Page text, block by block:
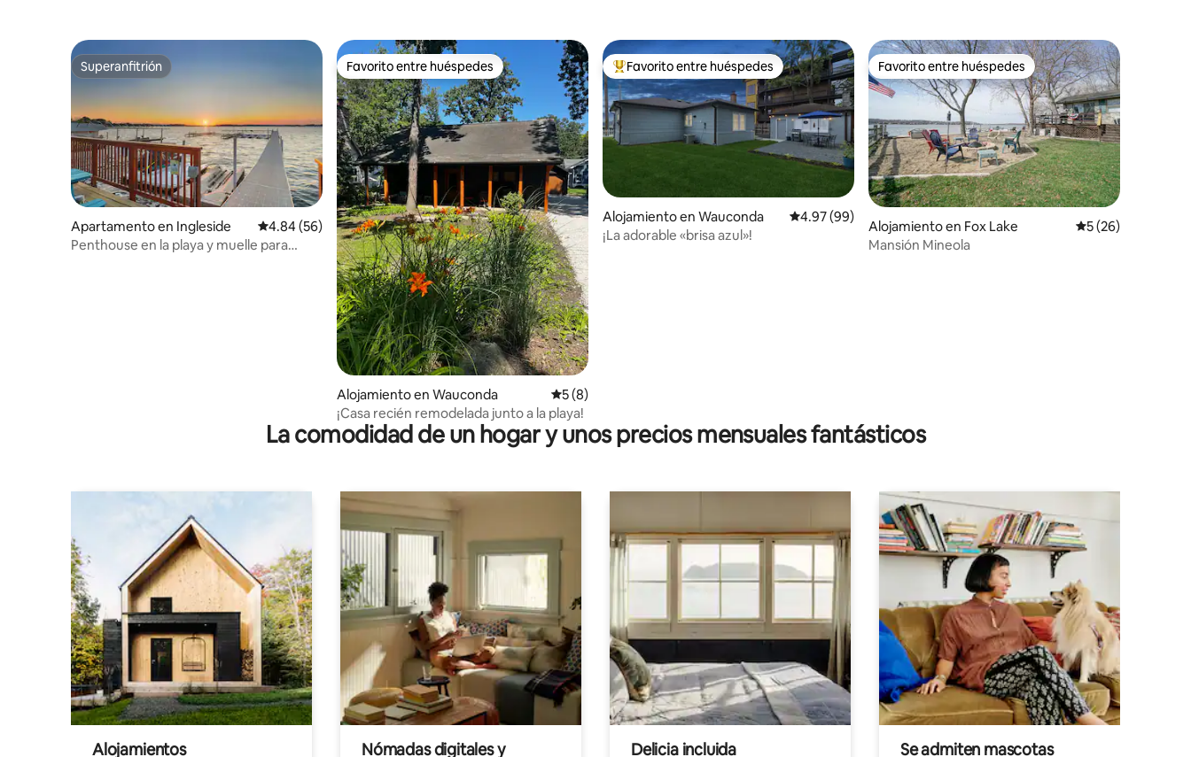
Superanfitrión
Superanfitrión
Apartamento en Ingleside Calificación promedio: 4.84 de 5, 56 reseñas
4.84 (56)
Penthouse en la playa y muelle para
Favorito entre huéspedes
Favorito entre huéspedes
Alojamiento en Wauconda Calificación promedio: 5 de 5, 8 reseñas
5 (8)
¡Casa recién remodelada junto a la playa!
Favorito entre huéspedes preferido
Favorito entre huéspedes
Alojamiento en Wauconda Calificación promedio: 4.97 de 5, 99 reseñas
4.97 (99)
¡La adorable «brisa azul»!
Favorito entre huéspedes
Favorito entre huéspedes
Alojamiento en Fox Lake Calificación
5 (26)
Mansión Mineola
La comodidad de un hogar y unos precios mensuales fantásticos
Alojamientos
Nómadas digitales y
Delicia incluida Se admiten mascotas